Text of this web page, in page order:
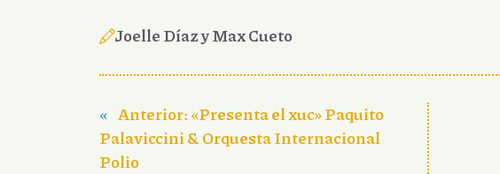
Joelle Díaz y Max Cueto
« Anterior:«Presenta el xuc» Paquito
Palaviccini & Orquesta Internacional
Polio